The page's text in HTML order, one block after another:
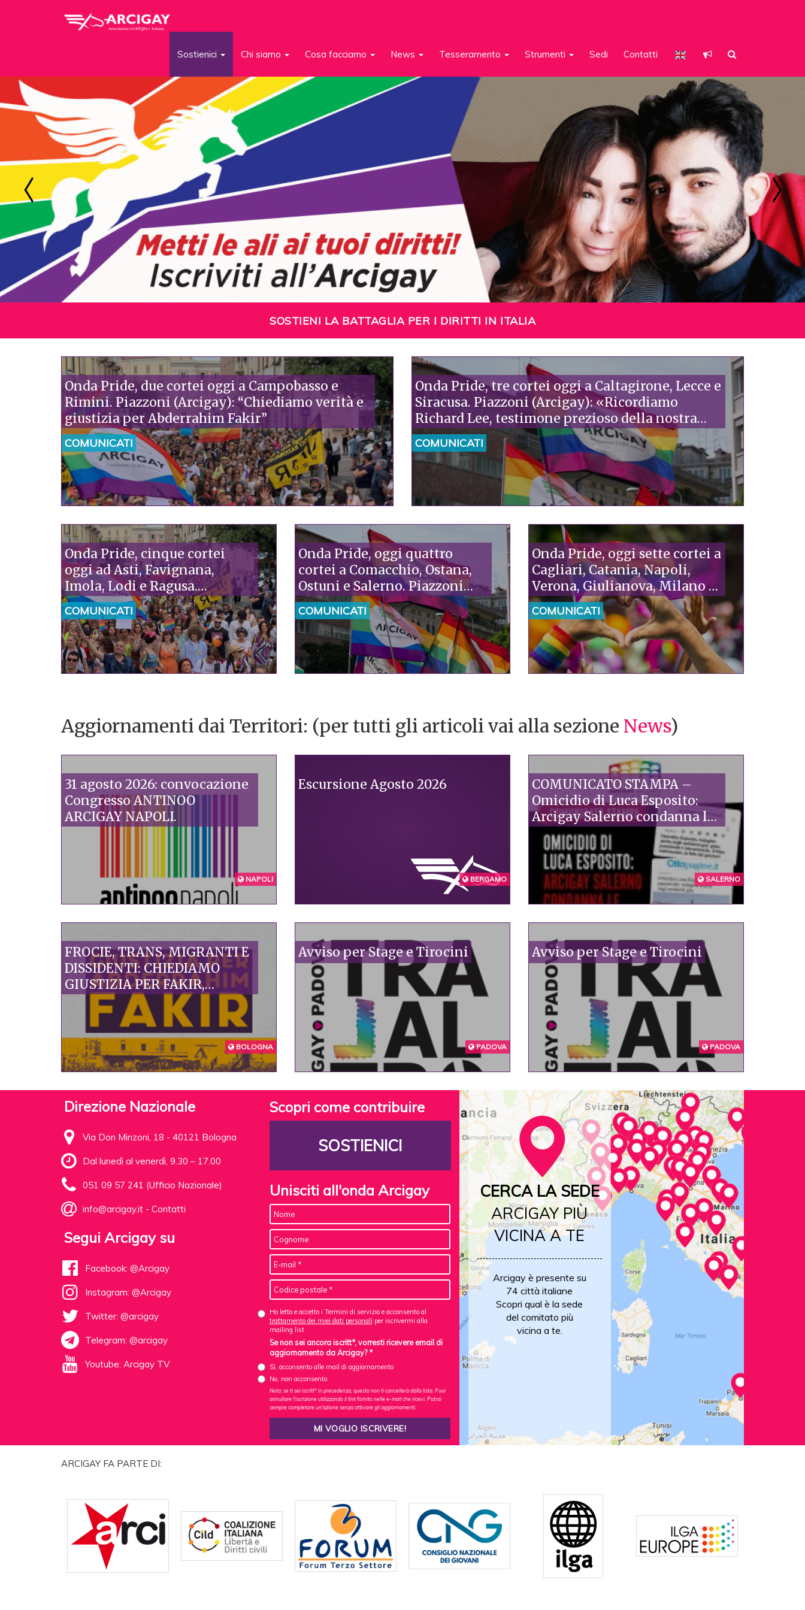
Sostienici Chi siamo Cosa facciamo News Tesseramento Strumenti Sedi Contatti
SOSTIENI LA BATTAGLIA PER I DIRITTI IN ITALIA
Onda Pride, due cortei oggi a Campobasso e
Rimini. Piazzoni (Arcigay): “Chiediamo verità e
giustizia per Abderrahim Fakir”
COMUNICATI
Onda Pride, tre cortei oggi a Caltagirone, Lecce e
Siracusa. Piazzoni (Arcigay): «Ricordiamo
Richard Lee, testimone prezioso della nostra
storia»
COMUNICATI
Onda Pride, cinque cortei
oggi ad Asti, Favignana,
Imola, Lodi e Ragusa.
Piazzoni (Arcigay):
“Solidarietà ai pediatri di SIP
e ACP, attaccati da Pro Vita. È
assurdo che fanatici accusino
gli scienziati di fare
COMUNICATI
Onda Pride, oggi quattro
cortei a Comacchio, Ostana,
Ostuni e Salerno. Piazzoni
(Arcigay): “Mentre in Niger si
criminalizza l’omosessualità,
l’Italia parla di remigrazione:
serve una politica umana, che
metta al centro i diritti”
COMUNICATI
Onda Pride, oggi sette cortei a
Cagliari, Catania, Napoli,
Verona, Giulianova, Milano e
Taranto. Piazzoni (Arcigay):
“La tragedia di Camaiore è la
verità che il governo non
vuole vedere: l’omofobia
uccide”
COMUNICATI
Aggiornamenti dai Territori: (per tutti gli articoli vai alla sezione News)
31 agosto 2026: convocazione
Congresso ANTINOO
ARCIGAY NAPOLI.
NAPOLI
Escursione Agosto 2026
BERGAMO
COMUNICATO STAMPA –
Omicidio di Luca Esposito:
Arcigay Salerno condanna le
speculazioni sulla presunta
vita privata della vittima
SALERNO
FROCIE, TRANS, MIGRANTI E
DISSIDENTI: CHIEDIAMO
GIUSTIZIA PER FAKIR,
DENUNCIAMO LA VIOLENZA
IMPUNITA DELLE
ISTITUZIONI
BOLOGNA
Avviso per Stage e Tirocini
PADOVA
Avviso per Stage e Tirocini
PADOVA
Direzione Nazionale
Via Don Minzoni, 18 - 40121 Bologna
Dal lunedì al venerdì, 9.30 – 17.00
051 09 57 241 (Ufficio Nazionale)
info@arcigay.it - Contatti
Segui Arcigay su
Facebook: @Arcigay
Instagram: @Arcigay
Twitter: @arcigay
Telegram: @arcigay
Youtube: Arcigay TV
Scopri come contribuire
SOSTIENICI
Unisciti all'onda Arcigay
Ho letto e accetto i Termini di servizio e acconsento al
trattamento dei miei dati personali per iscrivermi alla
mailing list
Se non sei ancora iscritt*, vorresti ricevere email di
aggiornamento da Arcigay? *
Sì, acconsento alle mail di aggiornamento
No, non acconsento
Nota: se ti sei iscritt* in precedenza, questo non ti cancellerà dalla lista. Puoi
annullare l'iscrizione utilizzando il link fornito nelle e-mail che ricevi. Potrai
sempre completare un'azione senza attivare gli aggiornamenti.
CERCA LA SEDE
ARCIGAY PIÙ
VICINA A TE
Arcigay è presente su
74 città italiane
Scopri qual è la sede
del comitato più
vicina a te.
ARCIGAY FA PARTE DI: